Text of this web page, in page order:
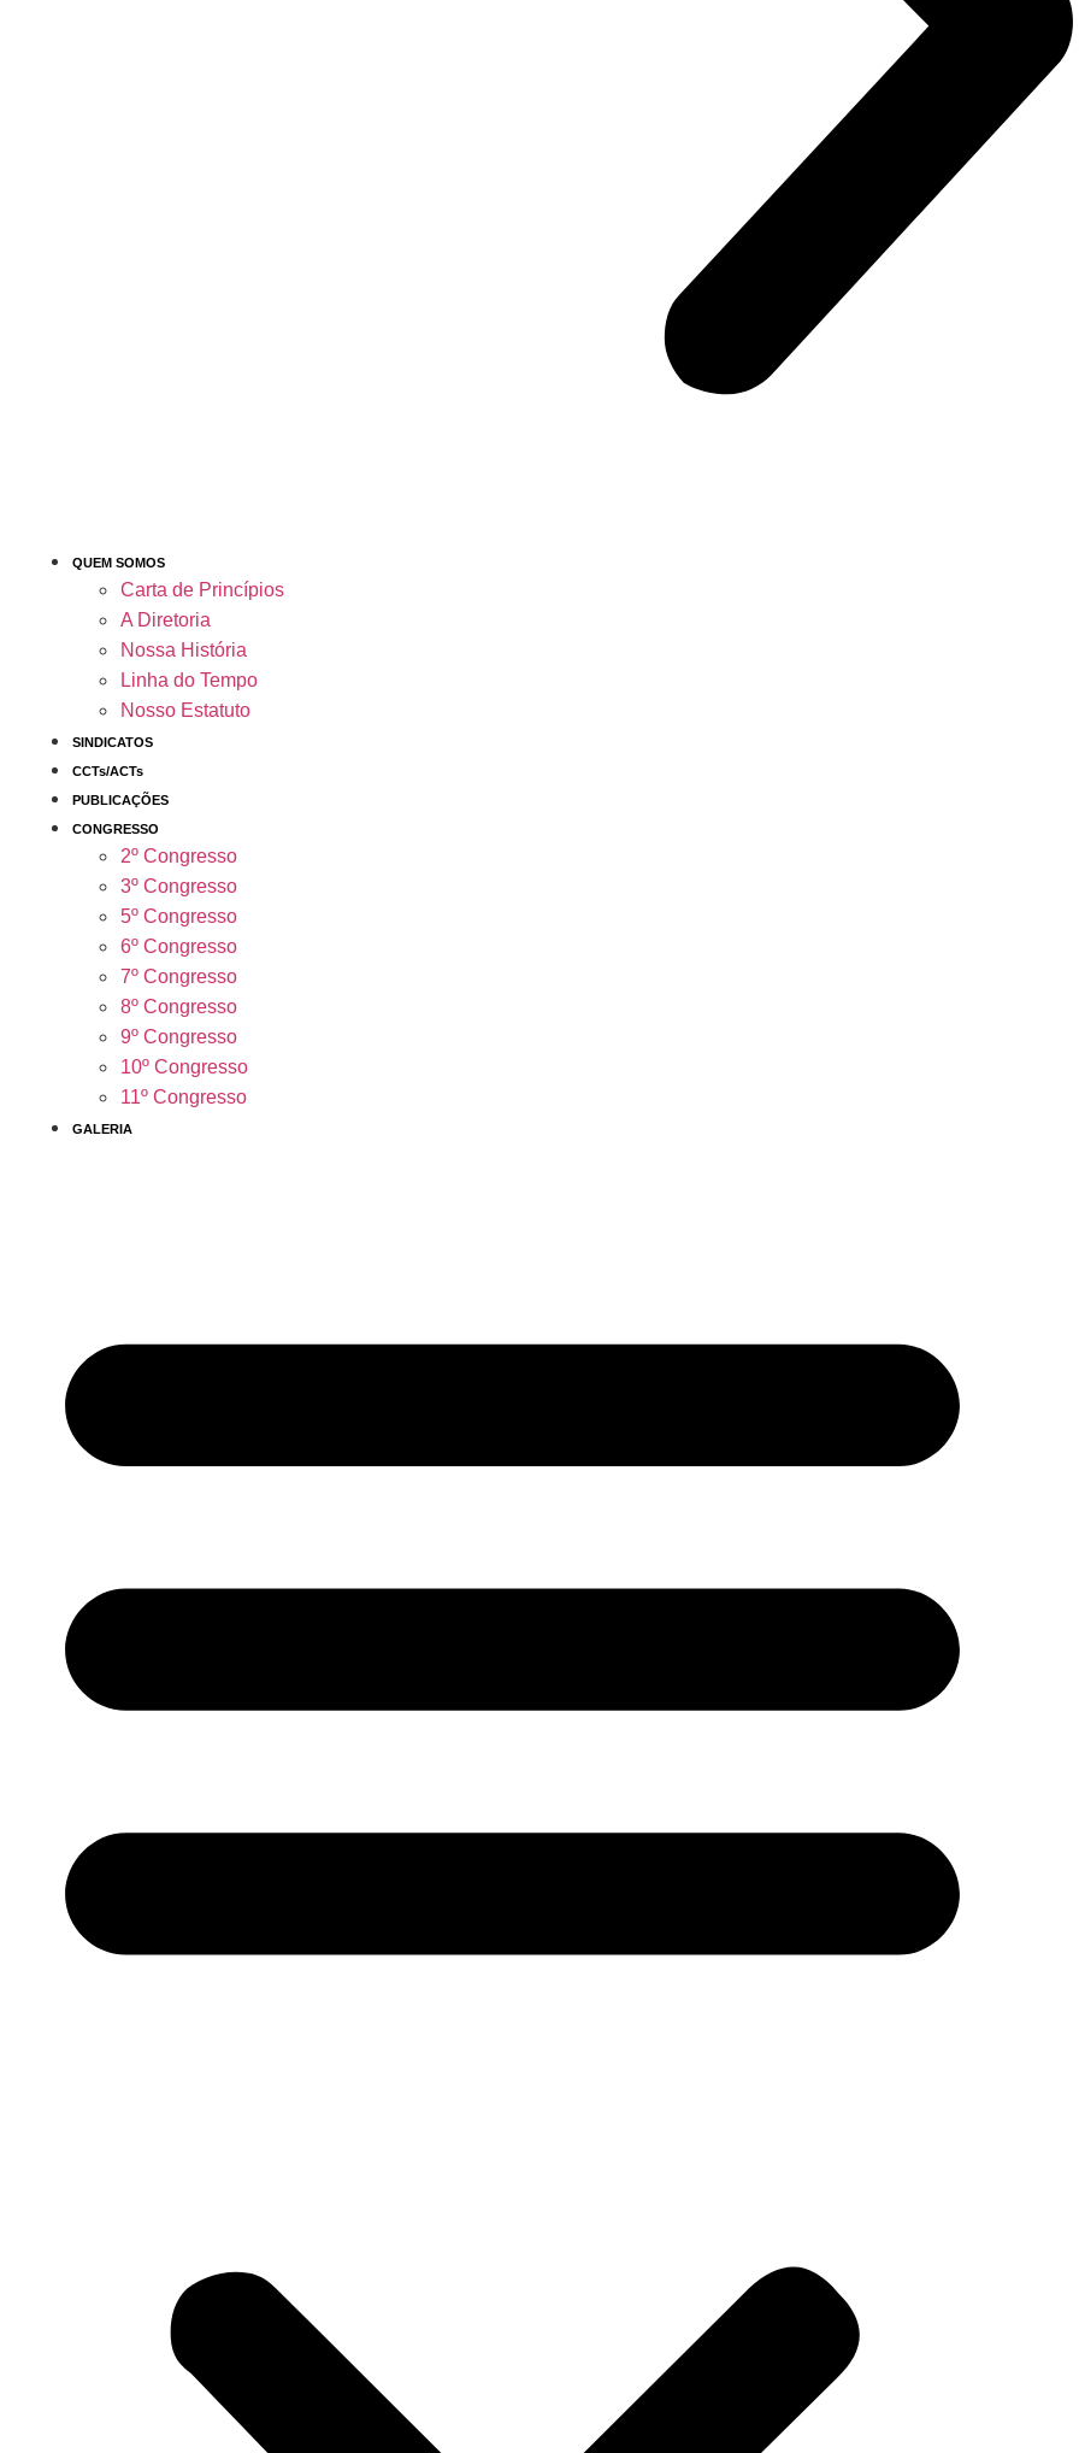
QUEM SOMOS
Carta de Princípios
A Diretoria
Nossa História
Linha do Tempo
Nosso Estatuto
SINDICATOS
CCTs/ACTs
PUBLICAÇÕES
CONGRESSO
2º Congresso
3º Congresso
5º Congresso
6º Congresso
7º Congresso
8º Congresso
9º Congresso
10º Congresso
11º Congresso
GALERIA